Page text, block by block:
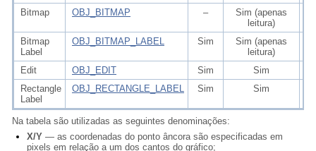
Bitmap
OBJ_BITMAP –
Sim (apenas
leitura)
Bitmap
Label
OBJ_BITMAP_LABEL Sim
Sim (apenas
leitura)
Edit
OBJ_EDIT Sim
Sim
Rectangle
Label
OBJ_RECTANGLE_LABEL Sim Sim
Na tabela são utilizadas as seguintes denominações:
X/Y — as coordenadas do ponto âncora são especificadas em
pixels em relação a um dos cantos do gráfico;